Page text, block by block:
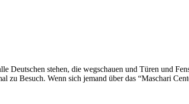
stehen, die wegschauen und Türen und
Besuch. Wenn sich jemand über das “Maschari